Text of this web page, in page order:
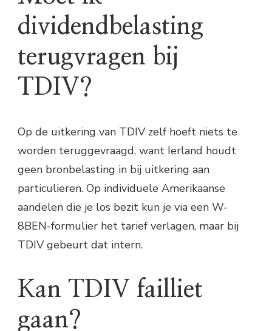
dividendbelasting
terugvragen bij
TDIV?
Op de uitkering van TDIV zelf hoeft niets te
worden teruggevraagd, want Ierland houdt
geen bronbelasting in bij uitkering aan
particulieren. Op individuele Amerikaanse
aandelen die je los bezit kun je via een W-
8BEN-formulier het tarief verlagen, maar bij
TDIV gebeurt dat intern.
Kan TDIV failliet
gaan?